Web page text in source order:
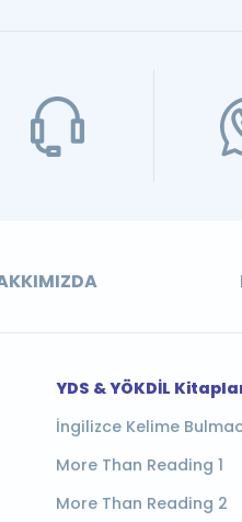
YDS & YÖKDİL
İngilizce Kelime
More Than Reading 1
More Than Reading 2